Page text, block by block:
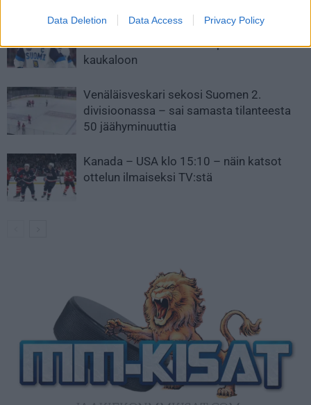
Data Deletion Data Access Privacy Policy
Leijonat julkisti ketjut Sveitsi-peliin –
Aleksander Barkov tekee paluun
kaukaloon
Venäläisveskari sekosi Suomen 2.
divisioonassa – sai samasta tilanteesta
50 jäähyminuuttia
Kanada – USA klo 15:10 – näin katsot
ottelun ilmaiseksi TV:stä